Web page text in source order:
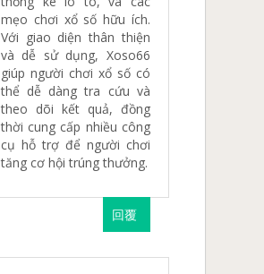
mẹo chơi xổ số hữu ích.
Với giao diện thân thiện
và dễ sử dụng, Xoso66
giúp người chơi xổ số có
thể dễ dàng tra cứu và
theo dõi kết quả, đồng
thời cung cấp nhiều công
cụ hỗ trợ để người chơi
tăng cơ hội trúng thưởng.
回覆